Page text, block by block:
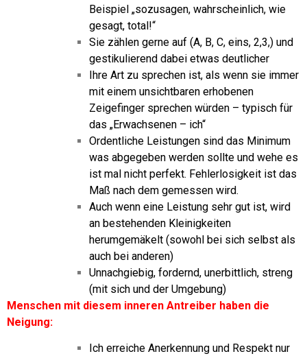
Beispiel „sozusagen, wahrscheinlich, wie
gesagt, total!“
Sie zählen gerne auf (A, B, C, eins, 2,3,) und
gestikulierend dabei etwas deutlicher
Ihre Art zu sprechen ist, als wenn sie immer
mit einem unsichtbaren erhobenen
Zeigefinger sprechen würden – typisch für
das „Erwachsenen – ich“
Ordentliche Leistungen sind das Minimum
was abgegeben werden sollte und wehe es
ist mal nicht perfekt. Fehlerlosigkeit ist das
Maß nach dem gemessen wird.
Auch wenn eine Leistung sehr gut ist, wird
an bestehenden Kleinigkeiten
herumgemäkelt (sowohl bei sich selbst als
auch bei anderen)
Unnachgiebig, fordernd, unerbittlich, streng
(mit sich und der Umgebung)
Menschen mit diesem inneren Antreiber haben die
Neigung:
Ich erreiche Anerkennung und Respekt nur